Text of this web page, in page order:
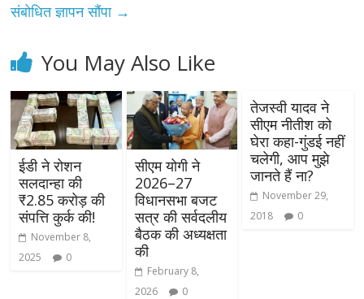
संबोधित ज्ञापन सौंपा →
You May Also Like
ईडी ने रोशन
सलदान्हा की
₹2.85 करोड़ की
संपत्ति कुर्क की!
November 8,
2025
0
सीएम योगी ने
2026–27
विधानसभा बजट
सत्र की सर्वदलीय
बैठक की अध्यक्षता
की
February 8,
2026
0
तेजस्वी यादव ने
सीएम नीतीश को
घेरा कहा-गुंडई नहीं
चलेगी, आप मुझे
जानते हैं ना?
November 29,
2018
0